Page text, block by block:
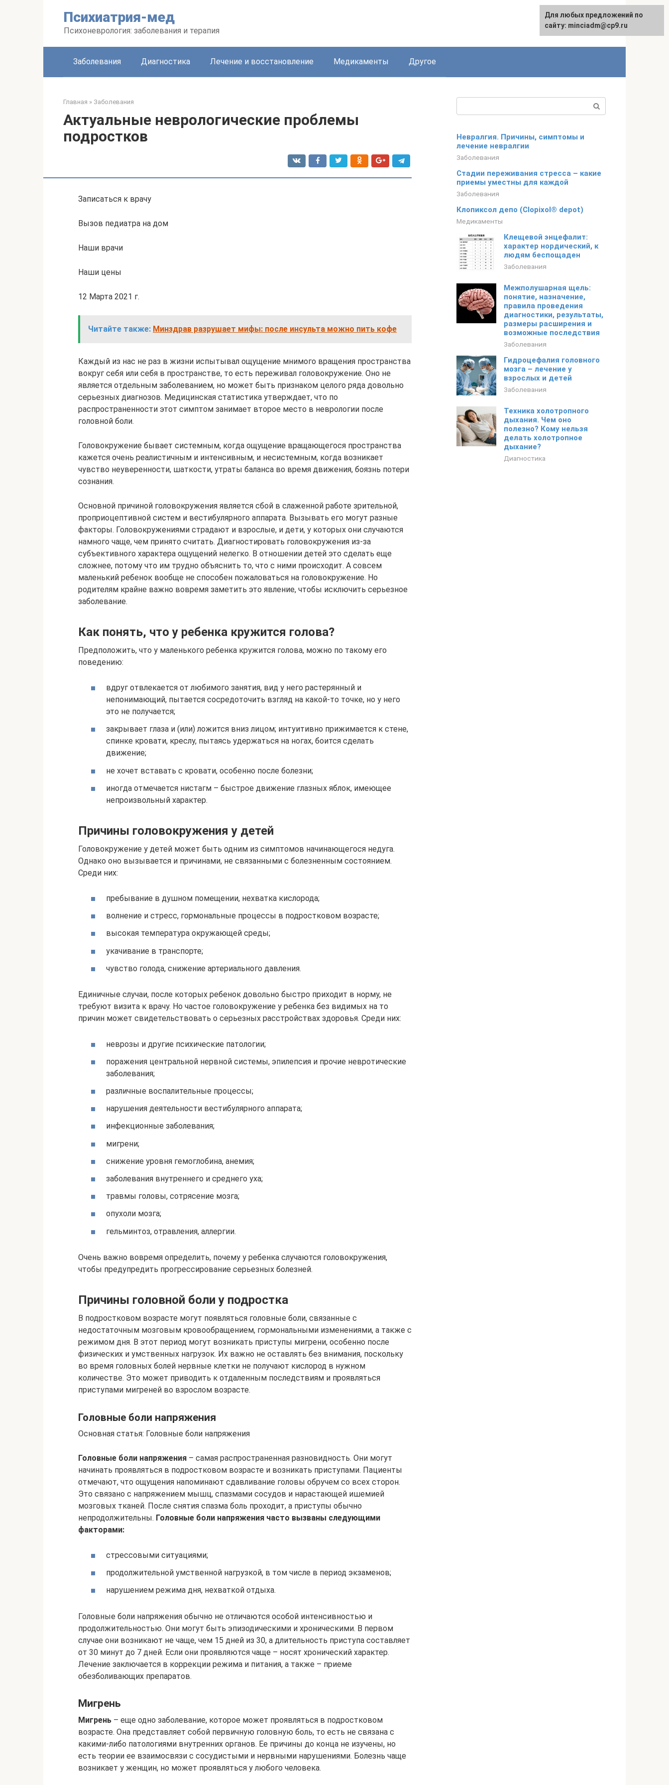
Психиатрия-мед
Психоневрология: заболевания и терапия
Заболевания Диагностика Лечение и восстановление Медикаменты Другое
Главная » Заболевания
Актуальные неврологические проблемы
подростков
Записаться к врачу
Вызов педиатра на дом
Наши врачи
Наши цены
12 Марта 2021 г.
Читайте также: Минздрав разрушает мифы: после инсульта можно пить кофе
Каждый из нас не раз в жизни испытывал ощущение мнимого вращения пространства
вокруг себя или себя в пространстве, то есть переживал головокружение. Оно не
является отдельным заболеванием, но может быть признаком целого ряда довольно
серьезных диагнозов. Медицинская статистика утверждает, что по
распространенности этот симптом занимает второе место в неврологии после
головной боли.
Головокружение бывает системным, когда ощущение вращающегося пространства
кажется очень реалистичным и интенсивным, и несистемным, когда возникает
чувство неуверенности, шаткости, утраты баланса во время движения, боязнь потери
сознания.
Основной причиной головокружения является сбой в слаженной работе зрительной,
проприоцептивной систем и вестибулярного аппарата. Вызывать его могут разные
факторы. Головокружениями страдают и взрослые, и дети, у которых они случаются
намного чаще, чем принято считать. Диагностировать головокружения из-за
субъективного характера ощущений нелегко. В отношении детей это сделать еще
сложнее, потому что им трудно объяснить то, что с ними происходит. А совсем
маленький ребенок вообще не способен пожаловаться на головокружение. Но
родителям крайне важно вовремя заметить это явление, чтобы исключить серьезное
заболевание.
Как понять, что у ребенка кружится голова?
Предположить, что у маленького ребенка кружится голова, можно по такому его
поведению:
вдруг отвлекается от любимого занятия, вид у него растерянный и
непонимающий, пытается сосредоточить взгляд на какой-то точке, но у него
это не получается;
закрывает глаза и (или) ложится вниз лицом; интуитивно прижимается к стене,
спинке кровати, креслу, пытаясь удержаться на ногах, боится сделать
движение;
не хочет вставать с кровати, особенно после болезни;
иногда отмечается нистагм – быстрое движение глазных яблок, имеющее
непроизвольный характер.
Причины головокружения у детей
Головокружение у детей может быть одним из симптомов начинающегося недуга.
Однако оно вызывается и причинами, не связанными с болезненным состоянием.
Среди них:
пребывание в душном помещении, нехватка кислорода;
волнение и стресс, гормональные процессы в подростковом возрасте;
высокая температура окружающей среды;
укачивание в транспорте;
чувство голода, снижение артериального давления.
Единичные случаи, после которых ребенок довольно быстро приходит в норму, не
требуют визита к врачу. Но частое головокружение у ребенка без видимых на то
причин может свидетельствовать о серьезных расстройствах здоровья. Среди них:
неврозы и другие психические патологии;
поражения центральной нервной системы, эпилепсия и прочие невротические
заболевания;
различные воспалительные процессы;
нарушения деятельности вестибулярного аппарата;
инфекционные заболевания;
мигрени;
снижение уровня гемоглобина, анемия;
заболевания внутреннего и среднего уха;
травмы головы, сотрясение мозга;
опухоли мозга;
гельминтоз, отравления, аллергии.
Очень важно вовремя определить, почему у ребенка случаются головокружения,
чтобы предупредить прогрессирование серьезных болезней.
Причины головной боли у подростка
В подростковом возрасте могут появляться головные боли, связанные с
недостаточным мозговым кровообращением, гормональными изменениями, а также с
режимом дня. В этот период могут возникать приступы мигрени, особенно после
физических и умственных нагрузок. Их важно не оставлять без внимания, поскольку
во время головных болей нервные клетки не получают кислород в нужном
количестве. Это может приводить к отдаленным последствиям и проявляться
приступами мигреней во взрослом возрасте.
Головные боли напряжения
Основная статья: Головные боли напряжения
Головные боли напряжения – самая распространенная разновидность. Они могут
начинать проявляться в подростковом возрасте и возникать приступами. Пациенты
отмечают, что ощущения напоминают сдавливание головы обручем со всех сторон.
Это связано с напряжением мышц, спазмами сосудов и нарастающей ишемией
мозговых тканей. После снятия спазма боль проходит, а приступы обычно
непродолжительны. Головные боли напряжения часто вызваны следующими
факторами:
стрессовыми ситуациями;
продолжительной умственной нагрузкой, в том числе в период экзаменов;
нарушением режима дня, нехваткой отдыха.
Головные боли напряжения обычно не отличаются особой интенсивностью и
продолжительностью. Они могут быть эпизодическими и хроническими. В первом
случае они возникают не чаще, чем 15 дней из 30, а длительность приступа составляет
от 30 минут до 7 дней. Если они проявляются чаще – носят хронический характер.
Лечение заключается в коррекции режима и питания, а также – приеме
обезболивающих препаратов.
Мигрень
Мигрень – еще одно заболевание, которое может проявляться в подростковом
возрасте. Она представляет собой первичную головную боль, то есть не связана с
какими-либо патологиями внутренних органов. Ее причины до конца не изучены, но
есть теории ее взаимосвязи с сосудистыми и нервными нарушениями. Болезнь чаще
возникает у женщин, но может проявляться у любого человека.
Невралгия. Причины, симптомы и
лечение невралгии
Заболевания
Стадии переживания стресса – какие
приемы уместны для каждой
Заболевания
Клопиксол депо (Clopixol® depot)
Медикаменты
Клещевой энцефалит:
характер нордический, к
людям беспощаден
Заболевания
Межполушарная щель:
понятие, назначение,
правила проведения
диагностики, результаты,
размеры расширения и
возможные последствия
Заболевания
Гидроцефалия головного
мозга – лечение у
взрослых и детей
Заболевания
Техника холотропного
дыхания. Чем оно
полезно? Кому нельзя
делать холотропное
дыхание?
Диагностика
Для любых предложений по
сайту: minciadm@cp9.ru